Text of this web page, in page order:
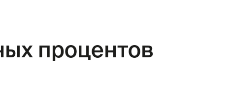
процентов